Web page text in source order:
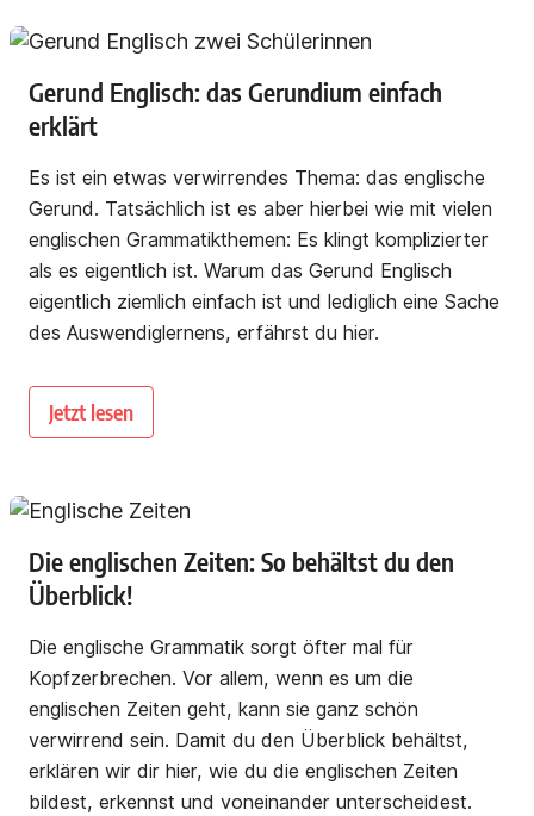
Gerund Englisch: das Gerundium einfach
erklärt
Es ist ein etwas verwirrendes Thema: das englische
Gerund. Tatsächlich ist es aber hierbei wie mit vielen
englischen Grammatikthemen: Es klingt komplizierter
als es eigentlich ist. Warum das Gerund Englisch
eigentlich ziemlich einfach ist und lediglich eine Sache
des Auswendiglernens, erfährst du hier.
Jetzt lesen
Die englischen Zeiten: So behältst du den
Überblick!
Die englische Grammatik sorgt öfter mal für
Kopfzerbrechen. Vor allem, wenn es um die
englischen Zeiten geht, kann sie ganz schön
verwirrend sein. Damit du den Überblick behältst,
erklären wir dir hier, wie du die englischen Zeiten
bildest, erkennst und voneinander unterscheidest.